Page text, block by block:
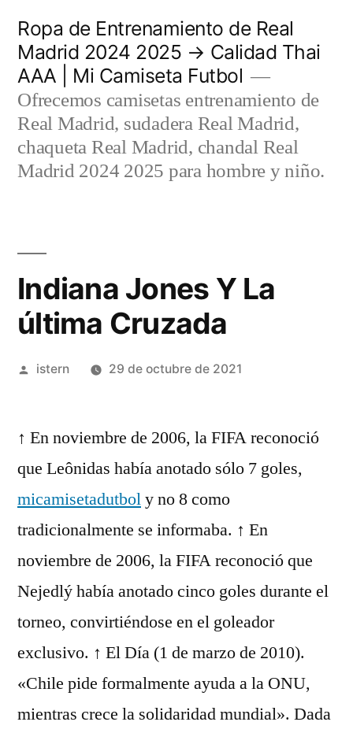
contenido
Ropa de Entrenamiento de Real
Madrid 2024 2025 → Calidad Thai
AAA | Mi Camiseta Futbol
Ofrecemos camisetas entrenamiento de
Real Madrid, sudadera Real Madrid,
chaqueta Real Madrid, chandal Real
Madrid 2024 2025 para hombre y niño.
Indiana Jones Y La
última Cruzada
Publicado
istern 29 de octubre de 2021
↑ En noviembre de 2006, la FIFA reconoció
que Leônidas había anotado sólo 7 goles,
micamisetadutboly no 8 como
tradicionalmente se informaba. ↑ En
noviembre de 2006, la FIFA reconoció que
Nejedlý había anotado cinco goles durante el
torneo, convirtiéndose en el goleador
exclusivo. ↑ El Día (1 de marzo de 2010).
«Chile pide formalmente ayuda a la ONU,
mientras crece la solidaridad mundial». Dada